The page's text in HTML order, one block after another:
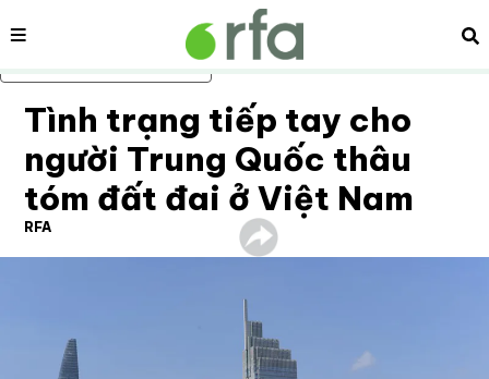
Bỏ qua nội dung chính
Nội dung
Tình trạng tiếp tay cho
người Trung Quốc thâu
tóm đất đai ở Việt Nam
RFA